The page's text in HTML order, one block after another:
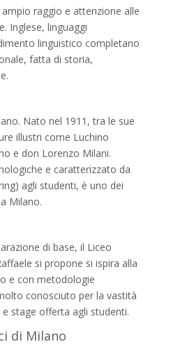
raggio e attenzione alle
Inglese, linguaggi
linguistico completano
fatta di storia,
Nato nel 1911, tra le sue
illustri come Luchino
e don Lorenzo Milani.
e caratterizzato da
agli studenti, è uno dei
Milano.
di base, il Liceo
si propone si ispira alla
e con metodologie
conosciuto per la vastità
stage offerta agli studenti.
di Milano